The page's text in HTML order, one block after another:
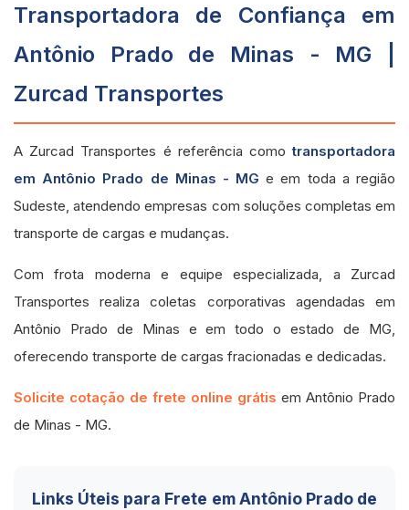
Transportadora de Confiança em
Antônio Prado de Minas - MG |
Zurcad Transportes
A Zurcad Transportes é referência comotransportadora
em Antônio Prado de Minas - MG e em toda a região
Sudeste, atendendo empresas com soluções completas em
transporte de cargas e mudanças.
Com frota moderna e equipe especializada, a Zurcad
Transportes realiza coletas corporativas agendadas em
Antônio Prado de Minas e em todo o estado de MG,
oferecendo transporte de cargas fracionadas e dedicadas.
Solicite cotação de frete online grátis em Antônio Prado
de Minas - MG.
Links Úteis para Frete em Antônio Prado de